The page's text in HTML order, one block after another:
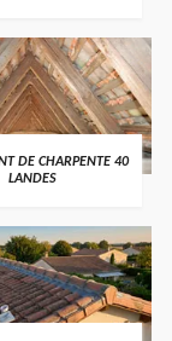
DE CHARPENTE 40
LANDES